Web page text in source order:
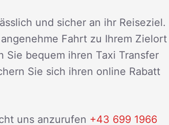
und sicher an ihr Reiseziel.
Fahrt zu Ihrem Zielort
bequem ihren Taxi Transfer
Sie sich ihren online Rabatt
uns anzurufen +43 699 1966